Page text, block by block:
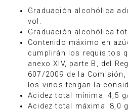
Graduación alcohólica
vol.
Graduación alcohólica
Contenido máximo en
cumplirán los requisitos
anexo XIV, parte B, del
607/2009 de la
los vinos tengan la
Acidez total mínima: 4,5
Acidez total máxima: 8,0